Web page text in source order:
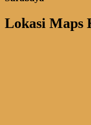
Lokasi Maps